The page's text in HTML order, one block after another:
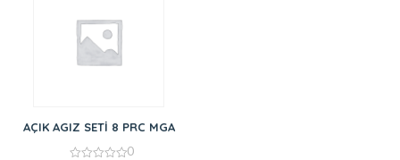
AÇIK AGIZ SETİ 8 PRC MGA
0